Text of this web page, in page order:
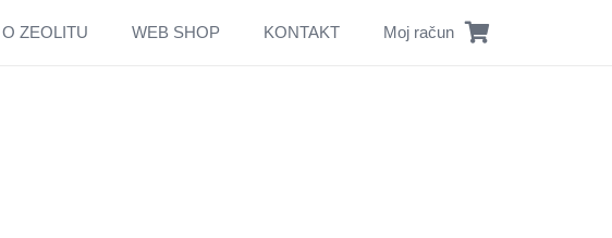
O ZEOLITU WEB SHOP KONTAKT Moj račun